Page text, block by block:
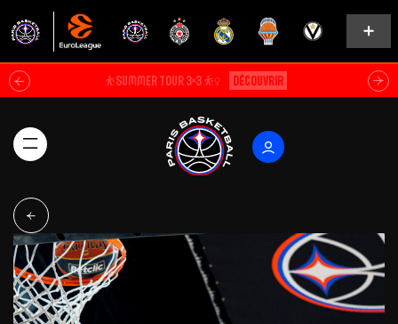
⛹️SUMMER TOUR 3×3 ⛹️‍♀️ Découvrir